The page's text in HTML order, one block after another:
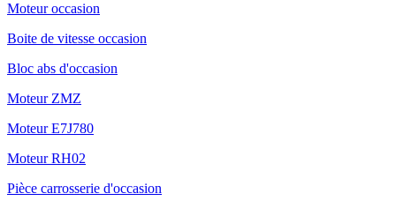
Moteur occasion
Boite de vitesse occasion
Bloc abs d'occasion
Moteur ZMZ
Moteur E7J780
Moteur RH02
Pièce carrosserie d'occasion